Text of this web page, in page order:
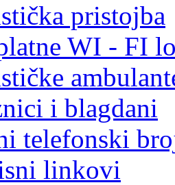
pristojba
WI - FI
i blagdani
telefonski
linkovi